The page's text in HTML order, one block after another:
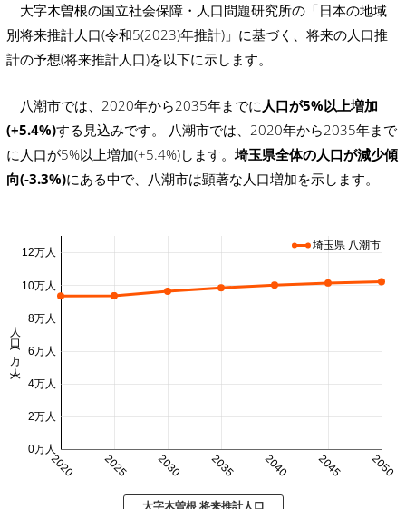
大字木曽根の国立社会保障・人口問題研究所の「日本の地域
別将来推計人口(令和5(2023)年推計)」に基づく、将来の人口推
計の予想(将来推計人口)を以下に示します。
八潮市では、2020年から2035年までに人口が5%以上増加
(+5.4%)する見込みです。 八潮市では、2020年から2035年まで
に人口が5%以上増加(+5.4%)します。埼玉県全体の人口が減少傾
向(-3.3%)にある中で、八潮市は顕著な人口増加を示します。
2020 2025 2030 2035 2040 2045 2050
0万人
2万人
4万人
6万人
8万人
10万人
12万人
人口 (万人)
埼玉県 八潮市